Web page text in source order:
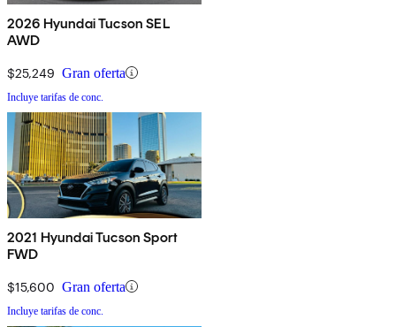
2026 Hyundai Tucson SEL
AWD
$25,249 Gran oferta
Incluye tarifas de conc.
2021 Hyundai Tucson Sport
FWD
$15,600 Gran oferta
Incluye tarifas de conc.